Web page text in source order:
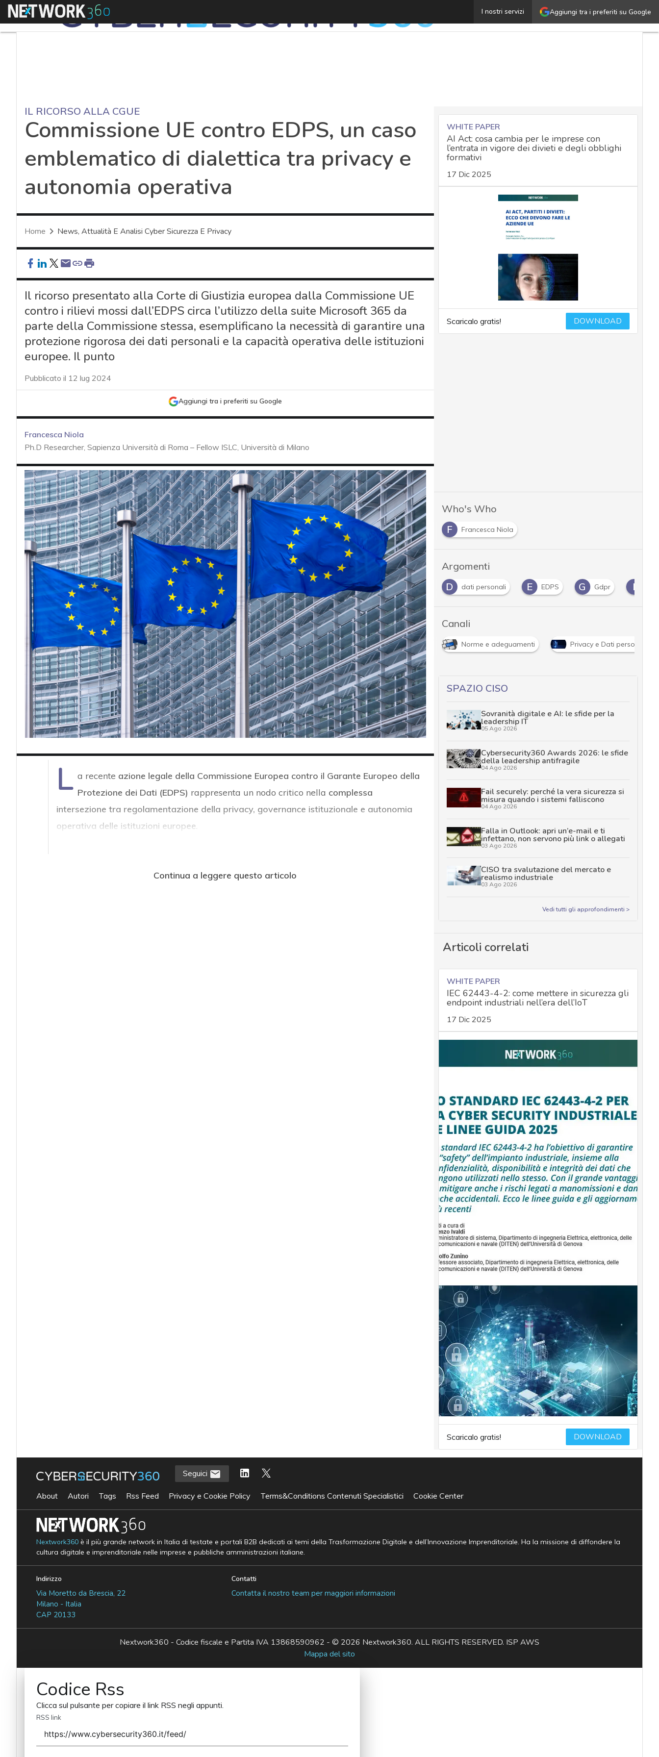
Aggiungi tra i preferiti su Google
I nostri servizi
Menu Commissione UE contro EDPS, un caso emblematico
IL RICORSO ALLA CGUE
Commissione UE contro EDPS, un caso
emblematico di dialettica tra privacy e
autonomia operativa
Home News, Attualità E Analisi Cyber Sicurezza E Privacy
Il ricorso presentato alla Corte di Giustizia europea dalla Commissione UE
contro i rilievi mossi dall’EDPS circa l’utilizzo della suite Microsoft 365 da
parte della Commissione stessa, esemplificano la necessità di garantire una
protezione rigorosa dei dati personali e la capacità operativa delle istituzioni
europee. Il punto
Pubblicato il 12 lug 2024
Aggiungi tra i preferiti su Google
Francesca Niola
Ph.D Researcher, Sapienza Università di Roma – Fellow ISLC, Università di Milano
L a recente azione legale della Commissione Europea contro il Garante Europeo della
Protezione dei Dati (EDPS) rappresenta un nodo critico nella complessa
intersezione tra regolamentazione della privacy, governance istituzionale e autonomia
operativa delle istituzioni europee.
Continua a leggere questo articolo
WHITE PAPER
AI Act: cosa cambia per le imprese con
l’entrata in vigore dei divieti e degli obblighi
formativi
17 Dic 2025
Scaricalo gratis! DOWNLOAD
Who's Who
F
Francesca Niola
Argomenti
C
Cloud D dati personali E EDPS G Gdpr I
Canali
News, attualità e analisi Cyber sicurezza e privacy Norme e adeguamenti Privacy e Dati personali
SPAZIO CISO
Sovranità digitale e AI: le sfide per la
leadership IT
05 Ago 2026
Cybersecurity360 Awards 2026: le sfide
della leadership antifragile
04 Ago 2026
Fail securely: perché la vera sicurezza si
misura quando i sistemi falliscono
04 Ago 2026
Falla in Outlook: apri un’e-mail e ti
infettano, non servono più link o allegati
03 Ago 2026
CISO tra svalutazione del mercato e
realismo industriale
03 Ago 2026
Vedi tutti gli approfondimenti >
Articoli correlati
WHITE PAPER
IEC 62443-4-2: come mettere in sicurezza gli
endpoint industriali nell’era dell’IoT
17 Dic 2025
Scaricalo gratis! DOWNLOAD
Seguici
About Autori Tags Rss Feed Privacy e Cookie Policy Terms&Conditions Contenuti Specialistici Cookie Center
Nextwork360è il più grande network in Italia di testate e portali B2B dedicati ai temi della Trasformazione Digitale e dell’Innovazione Imprenditoriale. Ha la missione di diffondere la
cultura digitale e imprenditoriale nelle imprese e pubbliche amministrazioni italiane.
Indirizzo
Via Moretto da Brescia, 22
Milano - Italia
CAP 20133
Contatti
Contatta il nostro team per maggiori informazioni
Nextwork360 - Codice fiscale e Partita IVA 13868590962 - © 2026 Nextwork360. ALL RIGHTS RESERVED. ISP AWS
Mappa del sito
Codice Rss
Clicca sul pulsante per copiare il link RSS negli appunti.
RSS link